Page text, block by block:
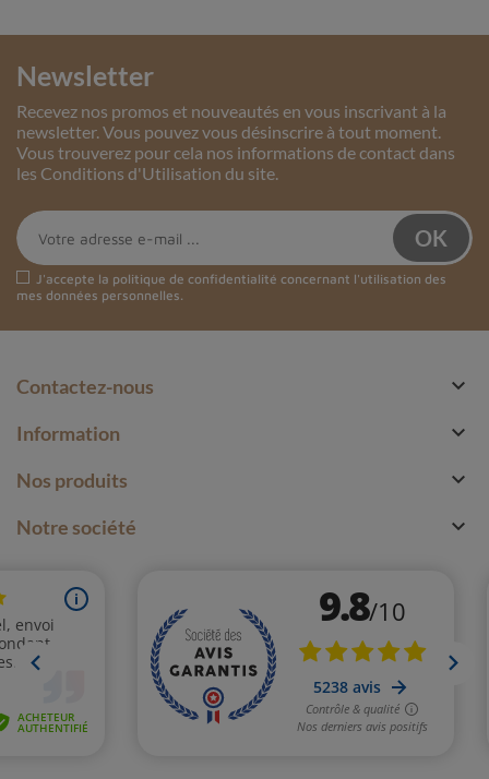
Newsletter
Recevez nos promos et nouveautés en vous inscrivant à la
newsletter. Vous pouvez vous désinscrire à tout moment.
Vous trouverez pour cela nos informations de contact dans
les Conditions d'Utilisation du site.
J'accepte la politique de confidentialité concernant l'utilisation des
mes données personnelles.
Contactez-nous 
Information 
Nos produits 
Notre société 